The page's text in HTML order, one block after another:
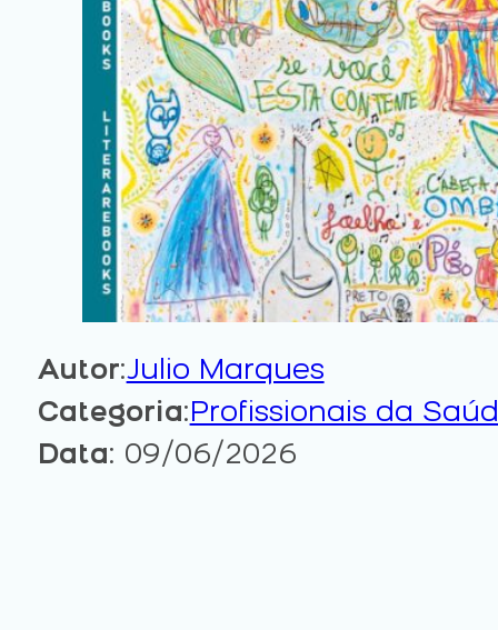
Autor:Julio Marques
Categoria:Profissionais da
Data: 09/06/2026